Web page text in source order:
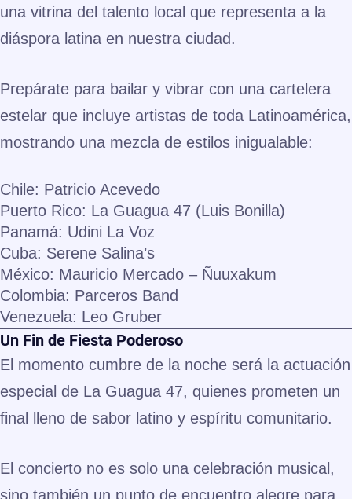
una vitrina del talento local que representa a la
diáspora latina en nuestra ciudad.
Prepárate para bailar y vibrar con una cartelera
estelar que incluye artistas de toda Latinoamérica,
mostrando una mezcla de estilos inigualable:
Chile: Patricio Acevedo
Puerto Rico: La Guagua 47 (Luis Bonilla)
Panamá: Udini La Voz
Cuba: Serene Salina’s
México: Mauricio Mercado – Ñuuxakum
Colombia: Parceros Band
Venezuela: Leo Gruber
Un Fin de Fiesta Poderoso
El momento cumbre de la noche será la actuación
especial de La Guagua 47, quienes prometen un
final lleno de sabor latino y espíritu comunitario.
El concierto no es solo una celebración musical,
sino también un punto de encuentro alegre para